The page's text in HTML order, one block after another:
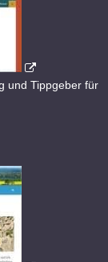
und Tippgeber für